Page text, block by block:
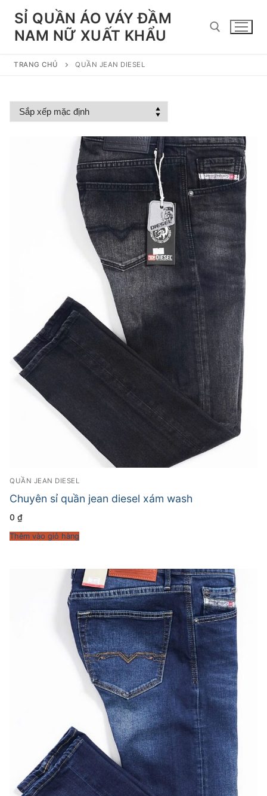
Chuyển
đếnSỈ QUẦN ÁO VÁY ĐẦM
NAM NỮ XUẤT KHẨU
TRANG CHỦ QUẦN JEAN DIESEL
QUẦN JEAN DIESEL
Chuyên sỉ quần jean diesel xám wash
0 ₫
Thêm vào giỏ hàng